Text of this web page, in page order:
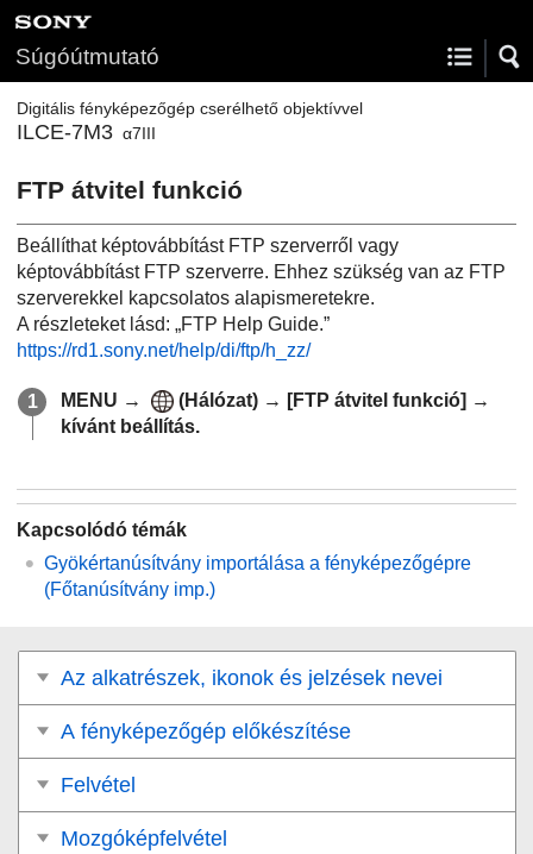
Súgóútmutató
Digitális fényképezőgép cserélhető objektívvel
ILCE-7M3 α7III
FTP átvitel funkció
Beállíthat képtovábbítást FTP szerverről vagy
képtovábbítást FTP szerverre. Ehhez szükség van az FTP
szerverekkel kapcsolatos alapismeretekre.
A részleteket lásd: „FTP Help Guide.”
https://rd1.sony.net/help/di/ftp/h_zz/
MENU → (Hálózat) → [FTP átvitel funkció] →
kívánt beállítás.
Kapcsolódó témák
Gyökértanúsítvány importálása a fényképezőgépre
(Főtanúsítvány imp.)
Az alkatrészek, ikonok és jelzések nevei
A fényképezőgép előkészítése
Felvétel
Mozgóképfelvétel